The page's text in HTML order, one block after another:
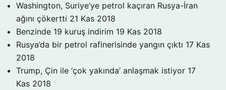
Washington, Suriye’ye petrol kaçıran Rusya-İran
ağını çökertti 21 Kas 2018
Benzinde 19 kuruş indirim 19 Kas 2018
Rusya’da bir petrol rafinerisinde yangın çıktı 17 Kas
2018
Trump, Çin ile ‘çok yakında’ anlaşmak istiyor 17
Kas 2018